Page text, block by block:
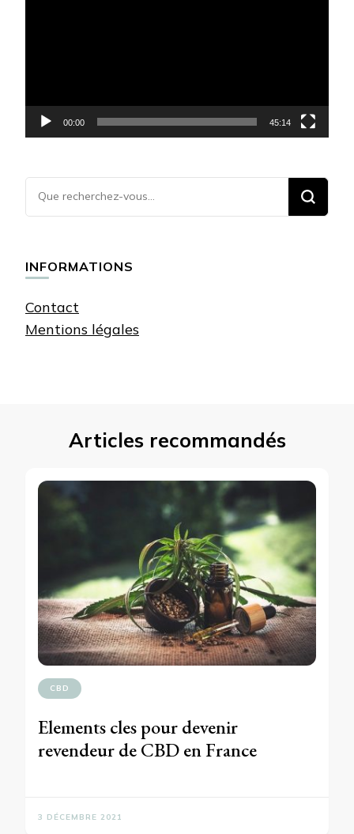
00:00 45:14
Vous
recherchiez
INFORMATIONS
Contact
Mentions légales
Articles recommandés
CBD
Elements cles pour devenir
revendeur de CBD en France
3 DÉCEMBRE 2021